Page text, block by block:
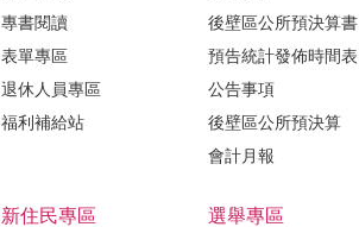
專書閱讀
表單專區
退休人員專區
福利補給站
後壁區公所預決算書
預告統計發佈時間表
公告事項
後壁區公所預決算
會計月報
新住民專區 選舉專區